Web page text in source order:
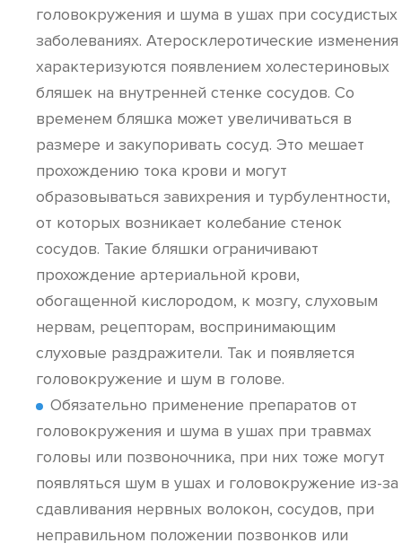
головокружения и шума в ушах при сосудистых
заболеваниях. Атеросклеротические изменения
характеризуются появлением холестериновых
бляшек на внутренней стенке сосудов. Со
временем бляшка может увеличиваться в
размере и закупоривать сосуд. Это мешает
прохождению тока крови и могут
образовываться завихрения и турбулентности,
от которых возникает колебание стенок
сосудов. Такие бляшки ограничивают
прохождение артериальной крови,
обогащенной кислородом, к мозгу, слуховым
нервам, рецепторам, воспринимающим
слуховые раздражители. Так и появляется
головокружение и шум в голове.
Обязательно применение препаратов от
головокружения и шума в ушах при травмах
головы или позвоночника, при них тоже могут
появляться шум в ушах и головокружение из-за
сдавливания нервных волокон, сосудов, при
неправильном положении позвонков или